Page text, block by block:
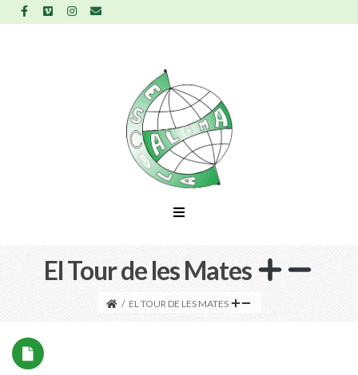
El Tour de les Mates
/ EL TOUR DE LES MATES